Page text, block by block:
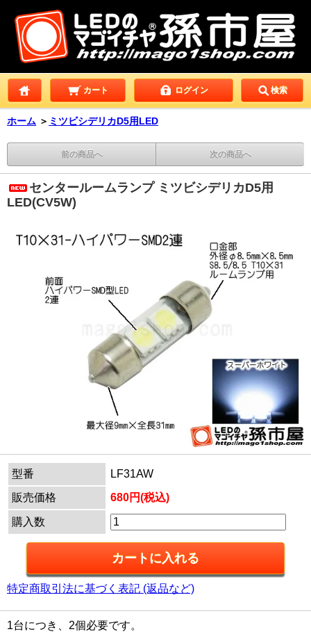
カート ログイン 検索
ホーム ＞ ミツビシデリカD5用LED
前の商品へ 次の商品へ
センタールームランプ ミツビシデリカD5用
LED(CV5W)
型番
LF31AW
販売価格
680円(税込)
購入数
特定商取引法に基づく表記 (返品など)
1台につき、2個必要です。